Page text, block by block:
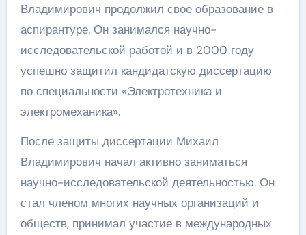
Владимирович продолжил свое образование в
аспирантуре. Он занимался научно-
исследовательской работой и в 2000 году
успешно защитил кандидатскую диссертацию
по специальности «Электротехника и
электромеханика».
После защиты диссертации Михаил
Владимирович начал активно заниматься
научно-исследовательской деятельностью. Он
стал членом многих научных организаций и
обществ, принимал участие в международных